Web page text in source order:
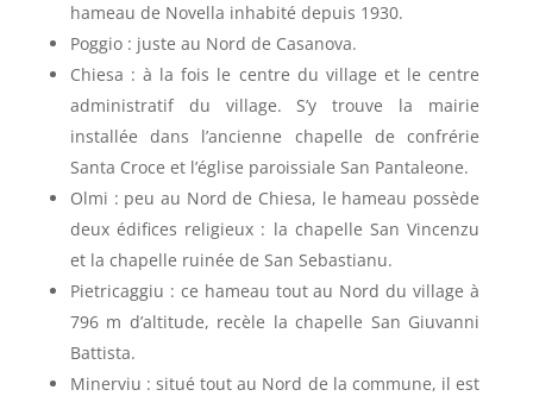
hameau de Novella inhabité depuis 1930.
Poggio : juste au Nord de Casanova.
Chiesa : à la fois le centre du village et le centre
administratif du village. S’y trouve la mairie
installée dans l’ancienne chapelle de confrérie
Santa Croce et l’église paroissiale San Pantaleone.
Olmi : peu au Nord de Chiesa, le hameau possède
deux édifices religieux : la chapelle San Vincenzu
et la chapelle ruinée de San Sebastianu.
Pietricaggiu : ce hameau tout au Nord du village à
796 m d’altitude, recèle la chapelle San Giuvanni
Battista.
Minerviu : situé tout au Nord de la commune, il est